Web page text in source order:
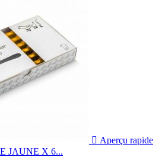
 Aperçu rapide
JAUNE X 6...